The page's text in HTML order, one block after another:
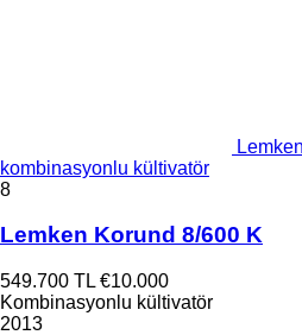
kombinasyonlu kültivatör
8
Lemken Korund 8/600 K
549.700 TL €10.000
Kombinasyonlu kültivatör
2013